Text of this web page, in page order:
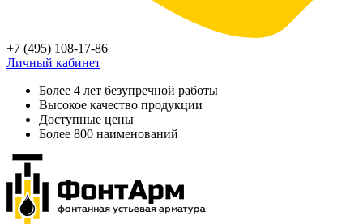
+7 (495) 108-17-86
Личный кабинет
Более 4 лет безупречной работы
Высокое качество продукции
Доступные цены
Более 800 наименований